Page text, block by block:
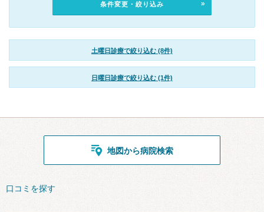
条件変更・絞り込み
土曜日診療で絞り込む (8件)
日曜日診療で絞り込む (1件)
地図から病院検索
口コミを探す